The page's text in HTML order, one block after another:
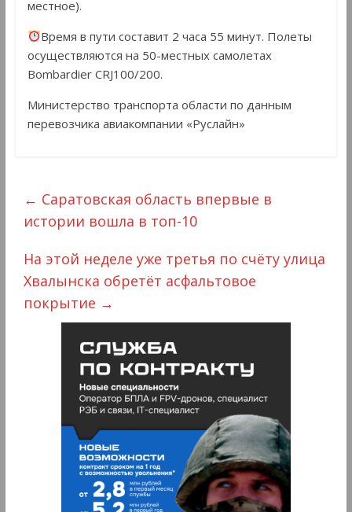
местное).
Время в пути составит 2 часа 55 минут. Полеты
осуществляются на 50-местных самолетах
Bombardier CRJ100/200.
Министерство транспорта области по данным
перевозчика авиакомпании «Руслайн»
← Саратовская область впервые в
истории вошла в топ-10
На этой неделе уже третья по счёту улица
Хвалынска обретёт асфальтовое
покрытие →